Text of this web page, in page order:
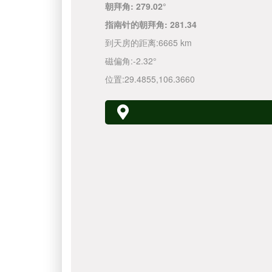
朝拜角: 279.02°
指南针的朝拜角: 281.34
到天房的距离:6665 km
磁偏角:-2.32°
位置:29.4855,106.3660